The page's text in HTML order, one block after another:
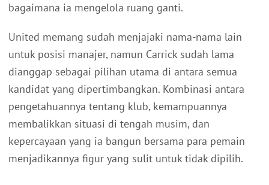
bagaimana ia mengelola ruang ganti.
United memang sudah menjajaki nama-nama lain
untuk posisi manajer, namun Carrick sudah lama
dianggap sebagai pilihan utama di antara semua
kandidat yang dipertimbangkan. Kombinasi antara
pengetahuannya tentang klub, kemampuannya
membalikkan situasi di tengah musim, dan
kepercayaan yang ia bangun bersama para pemain
menjadikannya figur yang sulit untuk tidak dipilih.